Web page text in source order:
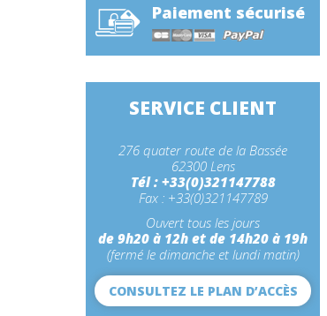
Paiement sécurisé
SERVICE CLIENT
276 quater route de la Bassée
62300 Lens
Tél : +33(0)321147788
Fax : +33(0)321147789
Ouvert tous les jours
de 9h20 à 12h et de 14h20 à 19h
(fermé le dimanche et lundi matin)
CONSULTEZ LE PLAN D’ACCÈS